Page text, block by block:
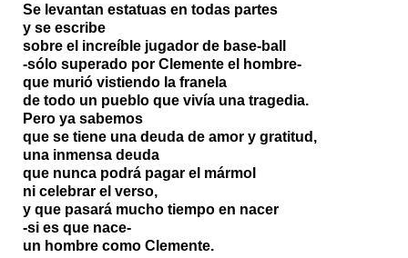
Se levantan estatuas en todas partes
y se escribe
sobre el increíble jugador de base-ball
-sólo superado por Clemente el hombre-
que murió vistiendo la franela
de todo un pueblo que vivía una tragedia.
Pero ya sabemos
que se tiene una deuda de amor y gratitud,
una inmensa deuda
que nunca podrá pagar el mármol
ni celebrar el verso,
y que pasará mucho tiempo en nacer
-si es que nace-
un hombre como Clemente.